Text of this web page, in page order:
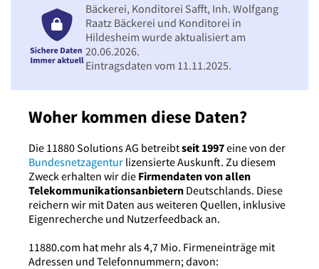
Woher kommen diese Daten?
Die 11880 Solutions AG betreibtseit 1997eine von der
Bundesnetzagentur lizensierte Auskunft. Zu diesem
Zweck erhalten wir die Firmendaten von allen
Telekommunikationsanbietern Deutschlands. Diese
reichern wir mit Daten aus weiteren Quellen, inklusive
Eigenrecherche und Nutzerfeedback an.
11880.com hat mehr als 4,7 Mio. Firmeneinträge mit
Adressen und Telefonnummern; davon:
Bäckerei, Konditorei Safft, Inh. Wolfgang
Raatz Bäckerei und Konditorei in
Hildesheim wurde aktualisiert am
20.06.2026.
Eintragsdaten vom 11.11.2025.